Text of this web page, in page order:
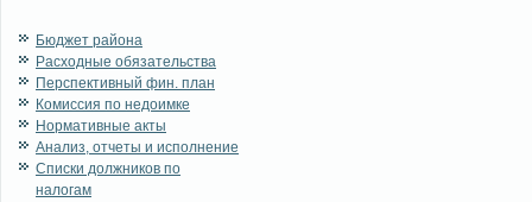
Бюджет района
Расходные обязательства
Перспективный фин. план
Комиссия по недоимке
Нормативные акты
Анализ, отчеты и исполнение
Списки должников по
налогам